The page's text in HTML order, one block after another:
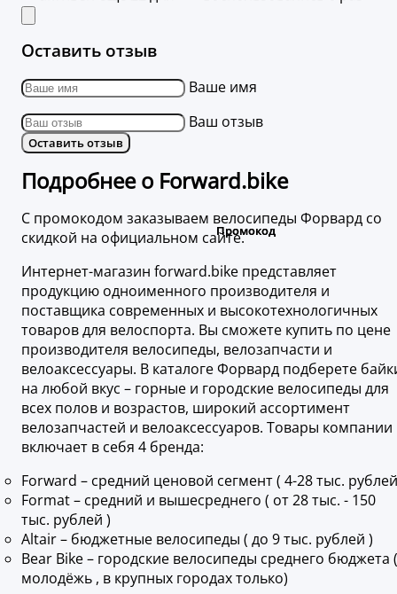
Оставить отзыв
Ваше имя
Ваш отзыв
Оставить отзыв
Подробнее о Forward.bike
С промокодом заказываем велосипеды Форвард со
скидкой на официальном сайте.
Интернет-магазин forward.bike представляет
продукцию одноименного производителя и
поставщика современных и высокотехнологичных
товаров для велоспорта. Вы сможете купить по цене
производителя велосипеды, велозапчасти и
велоаксессуары. В каталоге Форвард подберете
на любой вкус – горные и городские велосипеды для
всех полов и возрастов, широкий ассортимент
велозапчастей и велоаксессуаров. Товары компании
включает в себя 4 бренда:
Forward – средний ценовой сегмент ( 4-28 тыс.
Format – средний и вышесреднего ( от 28 тыс. - 150
тыс. рублей )
Altair – бюджетные велосипеды ( до 9 тыс. рублей )
Bear Bike – городские велосипеды среднего бюджета (
молодёжь , в крупных городах только)